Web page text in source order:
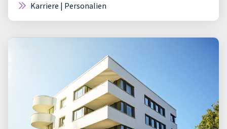
Karriere | Personalien